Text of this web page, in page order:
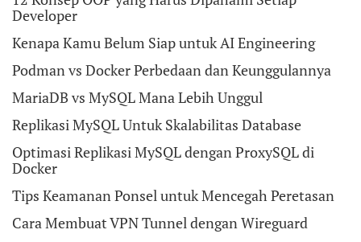
Developer
Kenapa Kamu Belum Siap untuk AI Engineering
Podman vs Docker Perbedaan dan Keunggulannya
MariaDB vs MySQL Mana Lebih Unggul
Replikasi MySQL Untuk Skalabilitas Database
Optimasi Replikasi MySQL dengan ProxySQL di
Docker
Tips Keamanan Ponsel untuk Mencegah Peretasan
Cara Membuat VPN Tunnel dengan Wireguard